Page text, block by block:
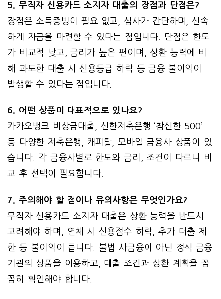
5. 무직자 신용카드 소지자 대출의 장점과 단점은?
장점은 소득증빙이 필요 없고, 심사가 간단하며, 신속
하게 자금을 마련할 수 있다는 점입니다. 단점은 한도
가 비교적 낮고, 금리가 높은 편이며, 상환 능력에 비
해 과도한 대출 시 신용등급 하락 등 금융 불이익이
발생할 수 있다는 점입니다.
6. 어떤 상품이 대표적으로 있나요?
카카오뱅크 비상금대출, 신한저축은행 ‘참신한 500’
등 다양한 저축은행, 캐피탈, 모바일 금융사 상품이 있
습니다. 각 금융사별로 한도와 금리, 조건이 다르니 비
교 후 선택이 필요합니다.
7. 주의해야 할 점이나 유의사항은 무엇인가요?
무직자 신용카드 소지자 대출은 상환 능력을 반드시
고려해야 하며, 연체 시 신용점수 하락, 추가 대출 제
한 등 불이익이 큽니다. 불법 사금융이 아닌 정식 금융
기관의 상품을 이용하고, 대출 조건과 상환 계획을 꼼
꼼히 확인해야 합니다.